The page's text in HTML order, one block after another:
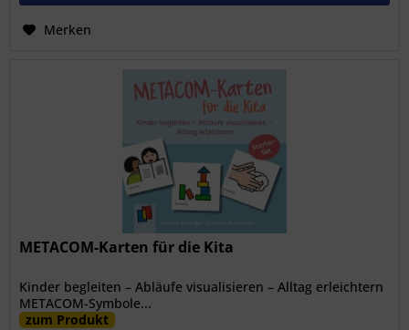
Merken
METACOM-Karten für die Kita
Kinder begleiten – Abläufe visualisieren – Alltag erleichtern
METACOM-Symbole...
zum Produkt